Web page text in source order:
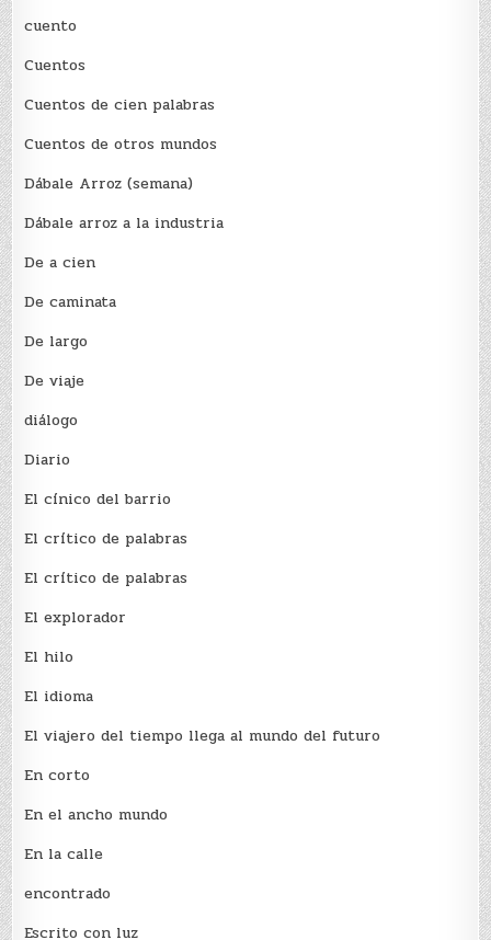
cuento
Cuentos
Cuentos de cien palabras
Cuentos de otros mundos
Dábale Arroz (semana)
Dábale arroz a la industria
De a cien
De caminata
De largo
De viaje
diálogo
Diario
El cínico del barrio
El crí­tico de palabras
El crí­tico de palabras
El explorador
El hilo
El idioma
El viajero del tiempo llega al mundo del futuro
En corto
En el ancho mundo
En la calle
encontrado
Escrito con luz